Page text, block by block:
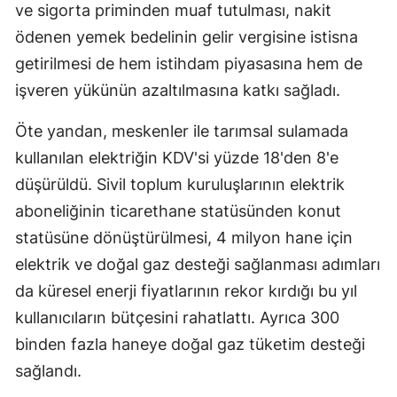
ve sigorta priminden muaf tutulması, nakit
ödenen yemek bedelinin gelir vergisine istisna
getirilmesi de hem istihdam piyasasına hem de
işveren yükünün azaltılmasına katkı sağladı.
Öte yandan, meskenler ile tarımsal sulamada
kullanılan elektriğin KDV'si yüzde 18'den 8'e
düşürüldü. Sivil toplum kuruluşlarının elektrik
aboneliğinin ticarethane statüsünden konut
statüsüne dönüştürülmesi, 4 milyon hane için
elektrik ve doğal gaz desteği sağlanması adımları
da küresel enerji fiyatlarının rekor kırdığı bu yıl
kullanıcıların bütçesini rahatlattı. Ayrıca 300
binden fazla haneye doğal gaz tüketim desteği
sağlandı.